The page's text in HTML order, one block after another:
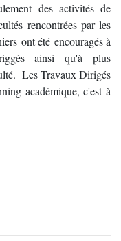
des activités de
rencontrées par les
ont été encouragés à
ainsi qu'à plus
Les Travaux Dirigés
académique, c'est à